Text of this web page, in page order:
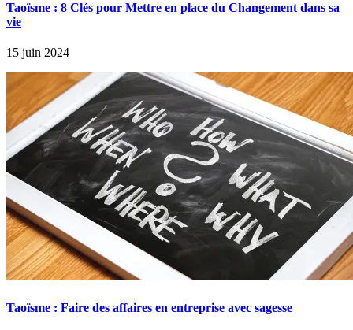
Taoïsme : 8 Clés pour Mettre en place du Changement dans sa
vie
15 juin 2024
Taoïsme : Faire des affaires en entreprise avec sagesse